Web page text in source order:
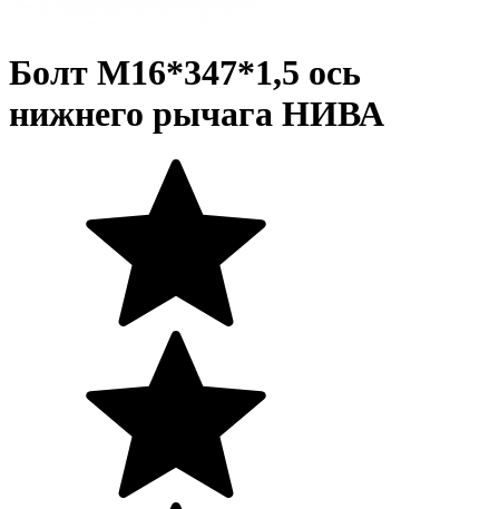
Болт М16*347*1,5 ось
нижнего рычага НИВА